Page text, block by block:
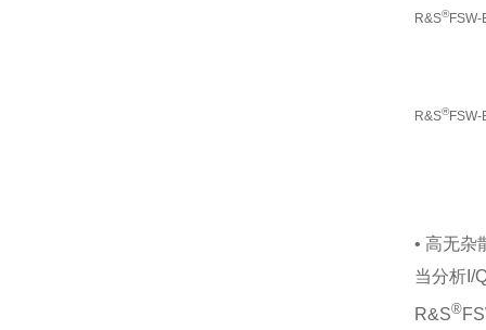
R&S®FSW-
R&S®FSW-
• 高无杂
当分析I/
R&S®